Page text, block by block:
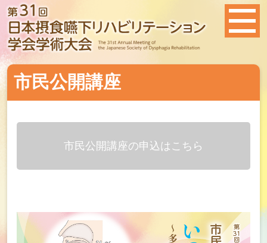
市民公開講座
市民公開講座の申込はこちら